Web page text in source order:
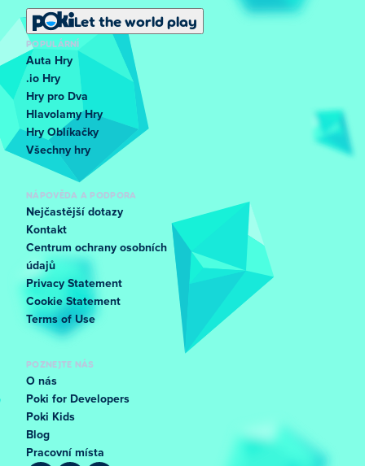
Let the world play
POPULÁRNÍ
Auta Hry
.io Hry
Hry pro Dva
Hlavolamy Hry
Hry Oblíkačky
Všechny hry
NÁPOVĚDA A PODPORA
Nejčastější dotazy
Kontakt
Centrum ochrany osobních
údajů
Privacy Statement
Cookie Statement
Terms of Use
POZNEJTE NÁS
O nás
Poki for Developers
Poki Kids
Blog
Pracovní místa